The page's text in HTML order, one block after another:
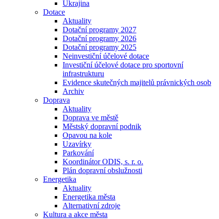
Ukrajina
Dotace
Aktuality
Dotační programy 2027
Dotační programy 2026
Dotační programy 2025
Neinvestiční účelové dotace
Investiční účelové dotace pro sportovní
infrastrukturu
Evidence skutečných majitelů právnických osob
Archiv
Doprava
Aktuality
Doprava ve městě
Městský dopravní podnik
Opavou na kole
Uzavírky
Parkování
Koordinátor ODIS, s. r. o.
Plán dopravní obslužnosti
Energetika
Aktuality
Energetika města
Alternativní zdroje
Kultura a akce města